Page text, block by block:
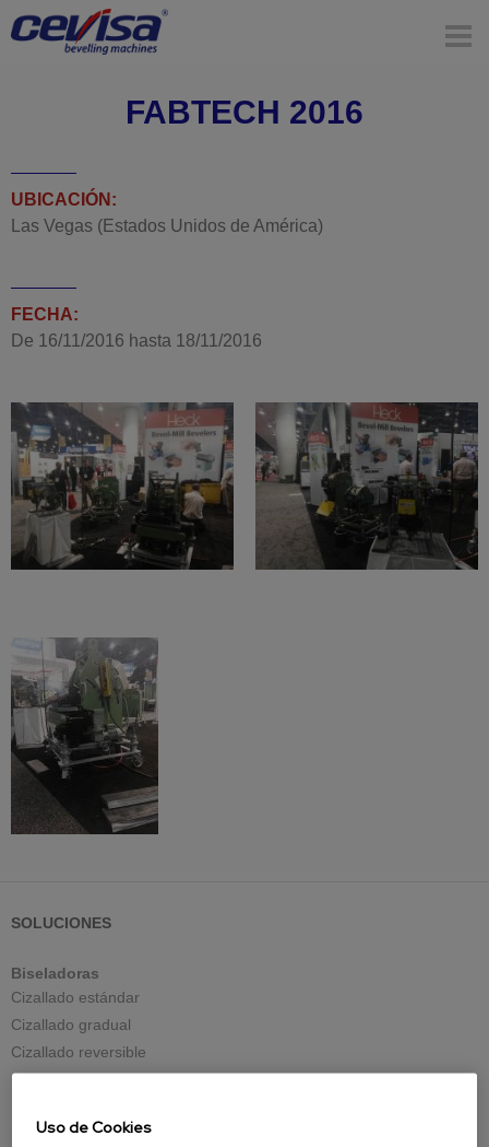
FABTECH 2016
UBICACIÓN:
Las Vegas (Estados Unidos de América)
FECHA:
De 16/11/2016 hasta 18/11/2016
SOLUCIONES
Biseladoras
Cizallado estándar
Cizallado gradual
Cizallado reversible
Mecanizado de gran espesor
Repuestos
Uso de Cookies